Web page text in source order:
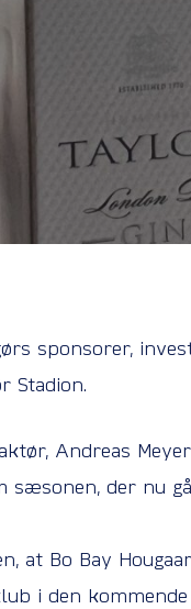
sponsorer,
Stadion.
Andreas
sæsonen, der nu
at Bo Bay
i den